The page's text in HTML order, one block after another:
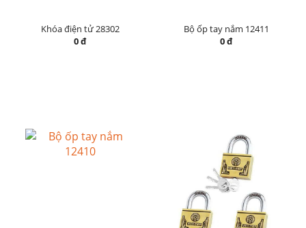
Khóa điện tử 28302
0 đ
Bộ ốp tay nắm 12411
0 đ